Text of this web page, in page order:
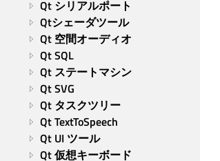
Qt シリアルポート
Qtシェーダツール
Qt 空間オーディオ
Qt SQL
Qt ステートマシン
Qt SVG
Qt タスクツリー
Qt TextToSpeech
Qt UI ツール
Qt 仮想キーボード